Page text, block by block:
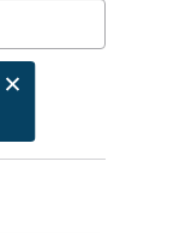
？